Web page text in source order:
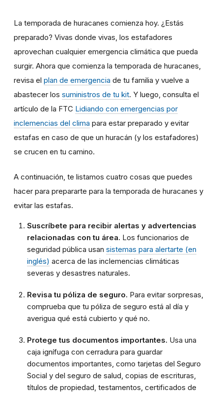
La temporada de huracanes comienza hoy. ¿Estás
preparado? Vivas donde vivas, los estafadores
aprovechan cualquier emergencia climática que pueda
surgir. Ahora que comienza la temporada de huracanes,
revisa el plan de emergencia de tu familia y vuelve a
abastecer los suministros de tu kit. Y luego, consulta el
artículo de la FTC Lidiando con emergencias por
inclemencias del clima para estar preparado y evitar
estafas en caso de que un huracán (y los estafadores)
se crucen en tu camino.
A continuación, te listamos cuatro cosas que puedes
hacer para prepararte para la temporada de huracanes y
evitar las estafas.
Suscríbete para recibir alertas y advertencias
relacionadas con tu área. Los funcionarios de
seguridad pública usan sistemas para alertarte (en
inglés) acerca de las inclemencias climáticas
severas y desastres naturales.
Revisa tu póliza de seguro. Para evitar sorpresas,
comprueba que tu póliza de seguro está al día y
averigua qué está cubierto y qué no.
Protege tus documentos importantes. Usa una
caja ignífuga con cerradura para guardar
documentos importantes, como tarjetas del Seguro
Social y del seguro de salud, copias de escrituras,
títulos de propiedad, testamentos, certificados de